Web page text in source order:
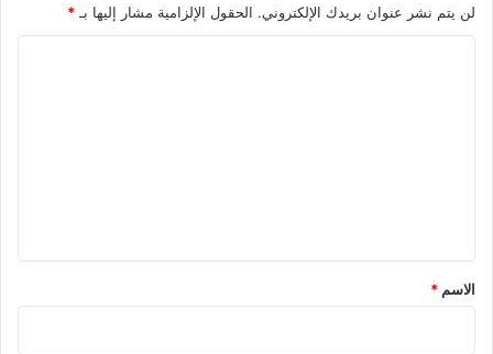
لن يتم نشر عنوان بريدك الإلكتروني. الحقول الإلزامية مشار إليها بـ *
*
الاسم *